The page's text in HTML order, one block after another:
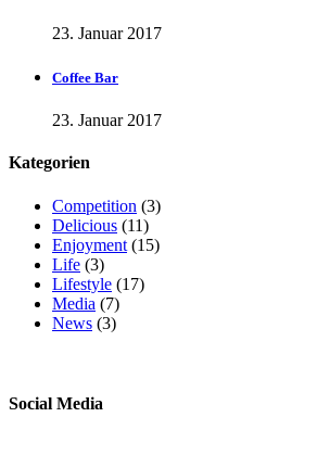
23. Januar 2017
Coffee Bar
23. Januar 2017
Kategorien
Competition (3)
Delicious (11)
Enjoyment (15)
Life (3)
Lifestyle (17)
Media (7)
News (3)
Social Media